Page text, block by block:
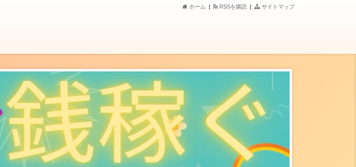
サイトマップ
RSSを購読 |
ホーム |